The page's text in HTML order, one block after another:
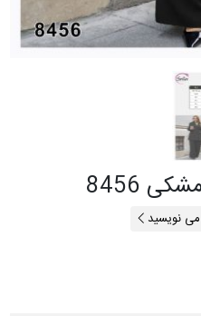
8456
می نویسید